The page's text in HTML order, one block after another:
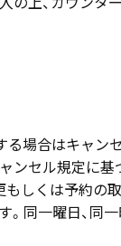
る場合はキャン
ンセル規定に基
しくは予約の
。同一曜日、